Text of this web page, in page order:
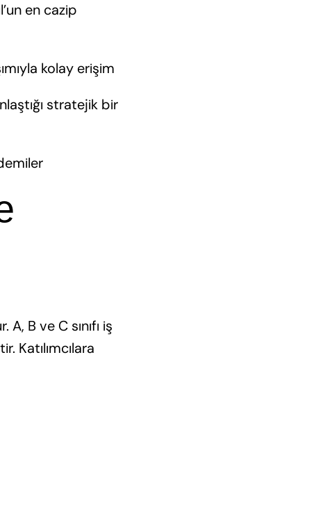
en cazip
kolay erişim
stratejik bir
B ve C sınıfı iş
Katılımcılara